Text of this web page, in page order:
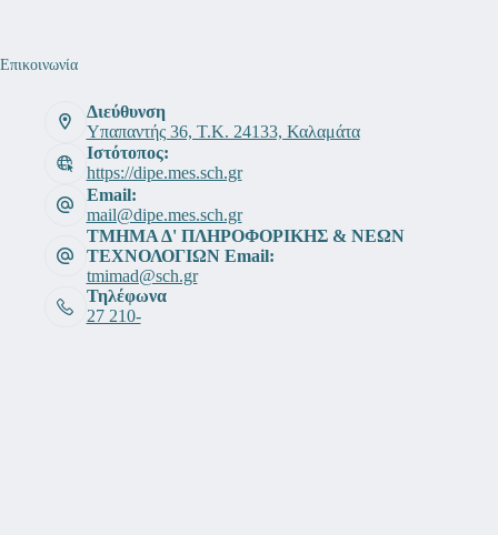
Επικοινωνία
Διεύθυνση
Υπαπαντής 36, Τ.Κ. 24133, Καλαμάτα
Ιστότοπος:
https://dipe.mes.sch.gr
Email:
mail@dipe.mes.sch.gr
ΤΜΗΜΑ Δ' ΠΛΗΡΟΦΟΡΙΚΗΣ & ΝΕΩΝ
ΤΕΧΝΟΛΟΓΙΩΝ Email:
tmimad@sch.gr
Τηλέφωνα
27 210-